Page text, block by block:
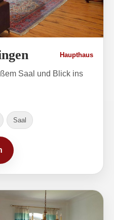
Haupthaus
Saal und Blick ins
Saal